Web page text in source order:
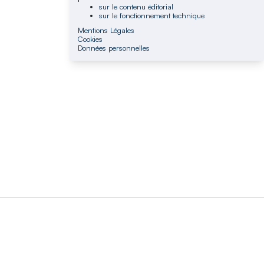
sur le contenu éditorial
sur le fonctionnement technique
Mentions Légales
Cookies
Données personnelles